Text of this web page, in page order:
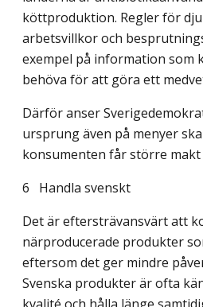
köttproduktion. Regler för
arbetsvillkor och
exempel på information som
behöva för att göra ett
Därför anser
ursprung även på menyer
konsumenten får större
6 Handla svenskt
Det är eftersträvansvärt att
närproducerade produkter
eftersom det ger mindre
Svenska produkter är ofta